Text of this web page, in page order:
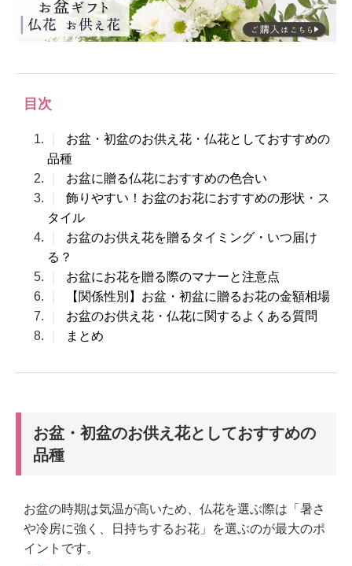
目次
お盆・初盆のお供え花・仏花としておすすめの
品種
お盆に贈る仏花におすすめの色合い
飾りやすい！お盆のお花におすすめの形状・ス
タイル
お盆のお供え花を贈るタイミング・いつ届け
る？
お盆にお花を贈る際のマナーと注意点
【関係性別】お盆・初盆に贈るお花の金額相場
お盆のお供え花・仏花に関するよくある質問
まとめ
お盆・初盆のお供え花としておすすめの
品種
お盆の時期は気温が高いため、仏花を選ぶ際は「暑さ
や冷房に強く、日持ちするお花」を選ぶのが最大のポ
イントです。